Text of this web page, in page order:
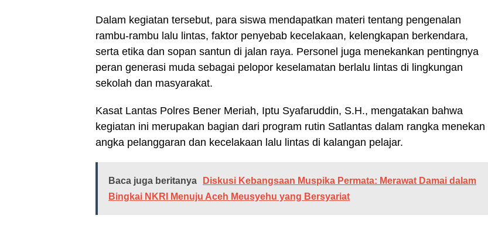
Dalam kegiatan tersebut, para siswa mendapatkan materi tentang pengenalan
rambu-rambu lalu lintas, faktor penyebab kecelakaan, kelengkapan berkendara,
serta etika dan sopan santun di jalan raya. Personel juga menekankan pentingnya
peran generasi muda sebagai pelopor keselamatan berlalu lintas di lingkungan
sekolah dan masyarakat.
Kasat Lantas Polres Bener Meriah, Iptu Syafaruddin, S.H., mengatakan bahwa
kegiatan ini merupakan bagian dari program rutin Satlantas dalam rangka menekan
angka pelanggaran dan kecelakaan lalu lintas di kalangan pelajar.
Baca juga beritanya
Diskusi Kebangsaan Muspika Permata: Merawat Damai dalam
Bingkai NKRI Menuju Aceh Meusyehu yang Bersyariat